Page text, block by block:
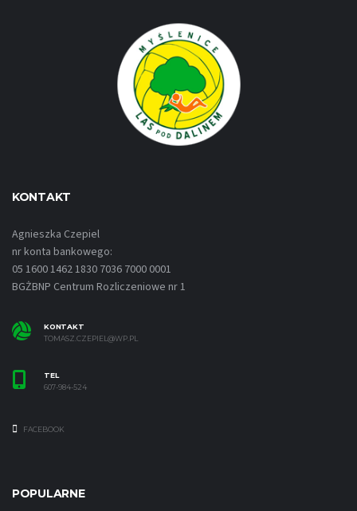
KONTAKT
Agnieszka Czepiel
nr konta bankowego:
05 1600 1462 1830 7036 7000 0001
BGŻBNP Centrum Rozliczeniowe nr 1
KONTAKT
TOMASZ.CZEPIEL@WP.PL
TEL
607-984-524
FACEBOOK
POPULARNE